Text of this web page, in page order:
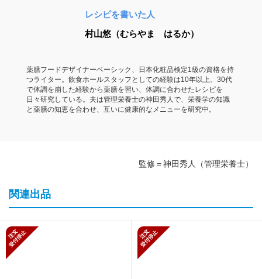
レシピを書いた人
村山悠（むらやま はるか）
薬膳フードデザイナーベーシック、日本化粧品検定1級の資格を持
つライター。飲食ホールスタッフとしての経験は10年以上。30代
で体調を崩した経験から薬膳を習い、体調に合わせたレシピを
日々研究している。夫は管理栄養士の神田秀人で、栄養学の知識
と薬膳の知恵を合わせ、互いに健康的なメニューを研究中。
監修＝神田秀人（管理栄養士）
関連出品